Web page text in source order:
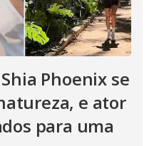
Phoenix se
e ator
para uma